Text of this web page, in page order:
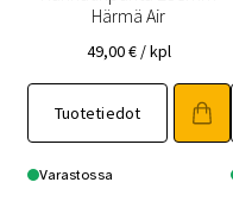
Härmä Air
49,00€ / kpl
Tuotetiedot
Varastossa